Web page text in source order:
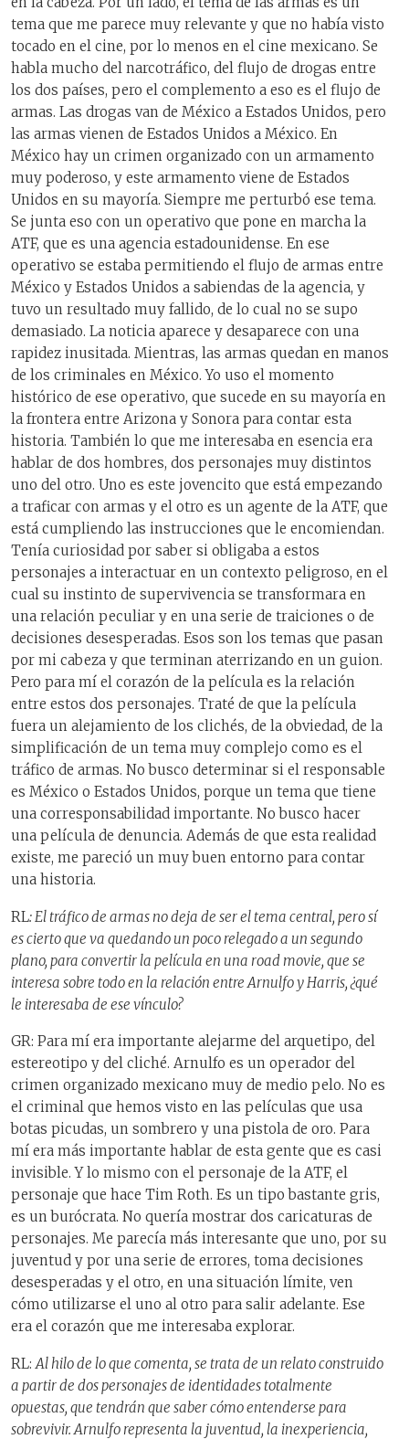
tema que me parece muy relevante y que no había visto
tocado en el cine, por lo menos en el cine mexicano. Se
habla mucho del narcotráfico, del flujo de drogas entre
los dos países, pero el complemento a eso es el flujo de
armas. Las drogas van de México a Estados Unidos, pero
las armas vienen de Estados Unidos a México. En
México hay un crimen organizado con un armamento
muy poderoso, y este armamento viene de Estados
Unidos en su mayoría. Siempre me perturbó ese tema.
Se junta eso con un operativo que pone en marcha la
ATF, que es una agencia estadounidense. En ese
operativo se estaba permitiendo el flujo de armas entre
México y Estados Unidos a sabiendas de la agencia, y
tuvo un resultado muy fallido, de lo cual no se supo
demasiado. La noticia aparece y desaparece con una
rapidez inusitada. Mientras, las armas quedan en manos
de los criminales en México. Yo uso el momento
histórico de ese operativo, que sucede en su mayoría en
la frontera entre Arizona y Sonora para contar esta
historia. También lo que me interesaba en esencia era
hablar de dos hombres, dos personajes muy distintos
uno del otro. Uno es este jovencito que está empezando
a traficar con armas y el otro es un agente de la ATF, que
está cumpliendo las instrucciones que le encomiendan.
Tenía curiosidad por saber si obligaba a estos
personajes a interactuar en un contexto peligroso, en el
cual su instinto de supervivencia se transformara en
una relación peculiar y en una serie de traiciones o de
decisiones desesperadas. Esos son los temas que pasan
por mi cabeza y que terminan aterrizando en un guion.
Pero para mí el corazón de la película es la relación
entre estos dos personajes. Traté de que la película
fuera un alejamiento de los clichés, de la obviedad, de la
simplificación de un tema muy complejo como es el
tráfico de armas. No busco determinar si el responsable
es México o Estados Unidos, porque un tema que tiene
una corresponsabilidad importante. No busco hacer
una película de denuncia. Además de que esta realidad
existe, me pareció un muy buen entorno para contar
una historia.
RL: El tráfico de armas no deja de ser el tema central, pero sí
es cierto que va quedando un poco relegado a un segundo
plano, para convertir la película en una road movie, que se
interesa sobre todo en la relación entre Arnulfo y Harris, ¿qué
le interesaba de ese vínculo?
GR: Para mí era importante alejarme del arquetipo, del
estereotipo y del cliché. Arnulfo es un operador del
crimen organizado mexicano muy de medio pelo. No es
el criminal que hemos visto en las películas que usa
botas picudas, un sombrero y una pistola de oro. Para
mí era más importante hablar de esta gente que es casi
invisible. Y lo mismo con el personaje de la ATF, el
personaje que hace Tim Roth. Es un tipo bastante gris,
es un burócrata. No quería mostrar dos caricaturas de
personajes. Me parecía más interesante que uno, por su
juventud y por una serie de errores, toma decisiones
desesperadas y el otro, en una situación límite, ven
cómo utilizarse el uno al otro para salir adelante. Ese
era el corazón que me interesaba explorar.
RL:Al hilo de lo que comenta, se trata de un relato construido
a partir de dos personajes de identidades totalmente
opuestas, que tendrán que saber cómo entenderse para
sobrevivir. Arnulfo representa la juventud, la inexperiencia,